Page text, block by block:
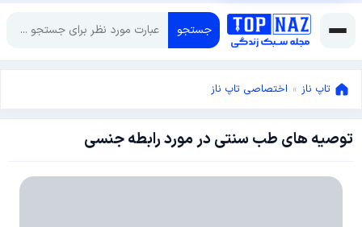
جستجو
تاپ ناز » اختصاصی تاپ ناز
توصیه های طب سنتی در مورد رابطه جنسی
ژانویه
2018ژانویه